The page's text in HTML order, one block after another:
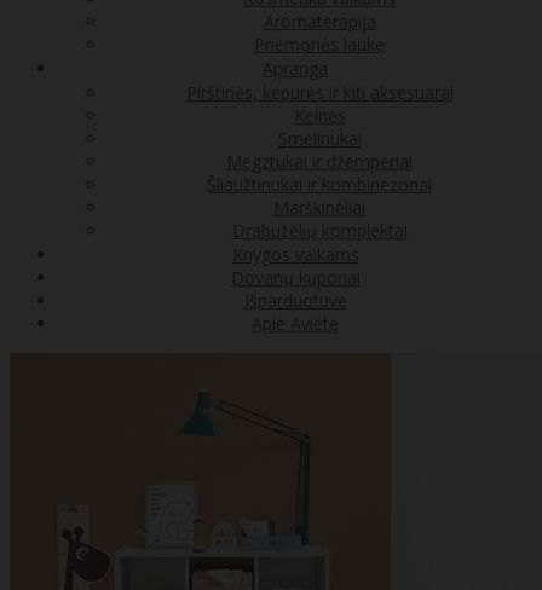
Aromaterapija
Priemonės lauke
Apranga
Pirštinės, kepurės ir kiti aksesuarai
Kelnės
Smėlinukai
Megztukai ir džemperiai
Šliaužtinukai ir kombinezonai
Marškinėliai
Drabužėlių komplektai
Knygos vaikams
Dovanų kuponai
Išparduotuvė
Apie Avietę